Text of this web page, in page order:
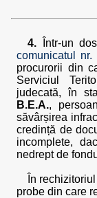
4. Într-un
comunicatul
procurorii din
Serviciul
judecată, în
B.E.A.,
săvârșirea
credință de
incomplete,
nedrept de
În
probe din care